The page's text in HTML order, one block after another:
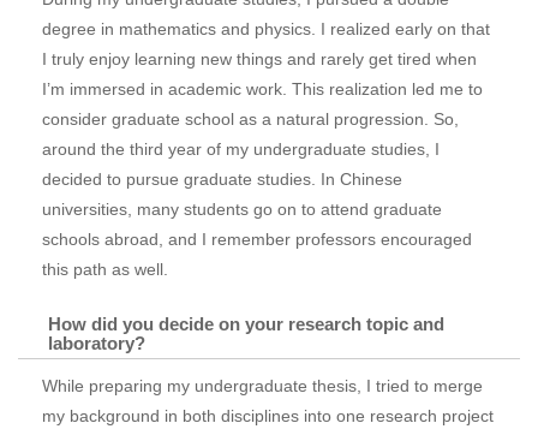
degree in mathematics and physics. I realized early on that
I truly enjoy learning new things and rarely get tired when
I’m immersed in academic work. This realization led me to
consider graduate school as a natural progression. So,
around the third year of my undergraduate studies, I
decided to pursue graduate studies. In Chinese
universities, many students go on to attend graduate
schools abroad, and I remember professors encouraged
this path as well.
How did you decide on your research topic and
laboratory?
While preparing my undergraduate thesis, I tried to merge
my background in both disciplines into one research project